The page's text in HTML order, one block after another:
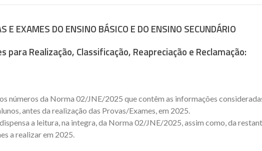
E EXAMES DO ENSINO BÁSICO E DO ENSINO SECUNDÁRIO
para Realização, Classificação, Reapreciação e Reclamação:
números da Norma 02/JNE/2025 que contêm as informações
antes da realização das Provas/Exames, em 2025.
a leitura, na integra, da Norma 02/JNE/2025, assim como, da
a realizar em 2025.